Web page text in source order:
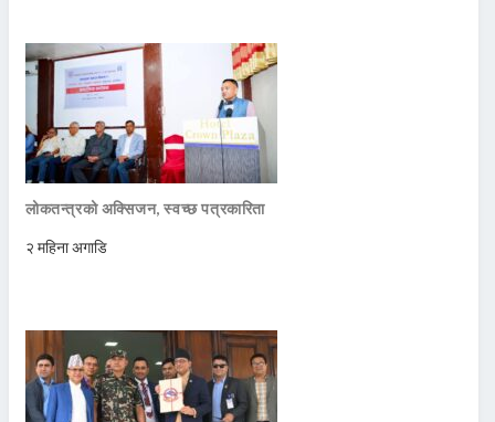
लोकतन्त्रको अक्सिजन, स्वच्छ पत्रकारिता
२ महिना अगाडि